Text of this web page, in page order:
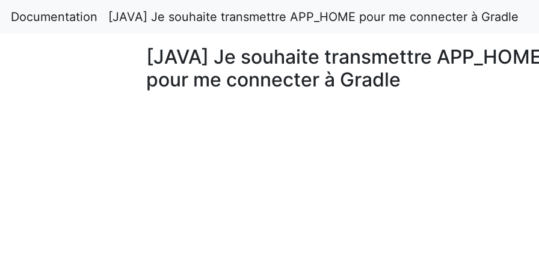
Documentation [JAVA] Je souhaite transmettre APP_HOME pour me connecter à Gradle
[JAVA] Je souhaite transmettre
pour me connecter à Gradle